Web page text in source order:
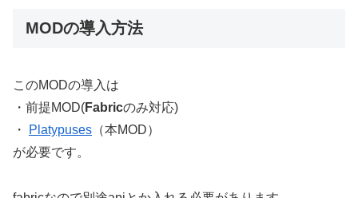
MODの導入方法
このMODの導入は
・前提MOD(Fabricのみ対応)
・
Platypuses （本MOD）
が必要です。